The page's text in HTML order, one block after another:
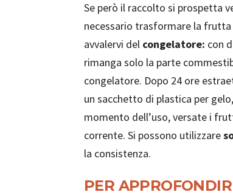
Se però il raccolto si prospetta
necessario trasformare la frutta
avvalervi del congelatore: con
rimanga solo la parte
congelatore. Dopo 24 ore
un sacchetto di plastica per
momento dell’uso, versate i
corrente. Si possono utilizzare
la consistenza.
PER